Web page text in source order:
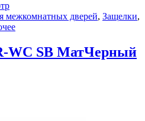
межкомнатных дверей, Защелки,
WC SB МатЧерный